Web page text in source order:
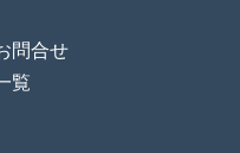
問合せ
覧